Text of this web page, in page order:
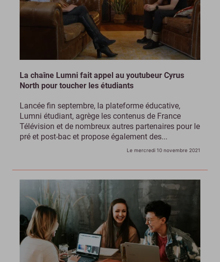
La chaîne Lumni fait appel au youtubeur Cyrus
North pour toucher les étudiants
Lancée fin septembre, la plateforme éducative,
Lumni étudiant, agrège les contenus de France
Télévision et de nombreux autres partenaires pour le
pré et post-bac et propose également des...
Le mercredi 10 novembre 2021